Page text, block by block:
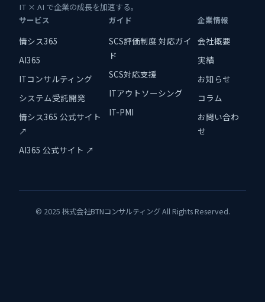
IT × AI で企業の成長を加速する。
サービス
情シス365
AI365
ITコンサルティング
システム受託開発
情シス365 公式サイト
↗
AI365 公式サイト ↗
ガイド
SCS評価制度 対応ガイ
ド
SCS対応支援
ITアウトソーシング
IT-PMI
企業情報
会社概要
実績
お知らせ
コラム
お問い合わ
せ
© 2025 株式会社BTNコンサルティング All Rights Reserved.